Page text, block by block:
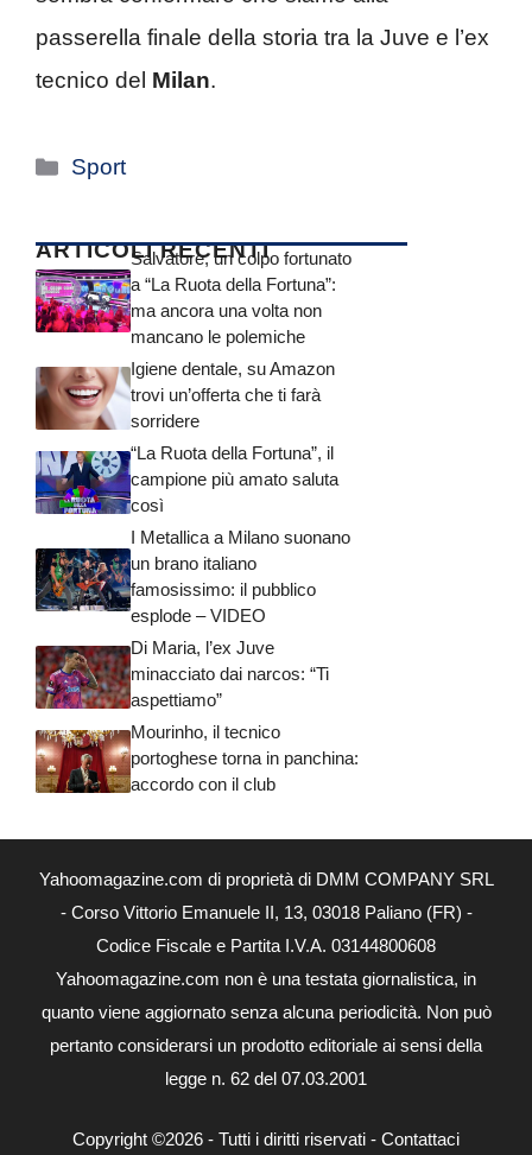
passerella finale della storia tra la Juve e l’ex
tecnico del Milan.
Categorie
Sport
ARTICOLI RECENTI
Salvatore, un colpo fortunato
a “La Ruota della Fortuna”:
ma ancora una volta non
mancano le polemiche
Igiene dentale, su Amazon
trovi un’offerta che ti farà
sorridere
“La Ruota della Fortuna”, il
campione più amato saluta
così
I Metallica a Milano suonano
un brano italiano
famosissimo: il pubblico
esplode – VIDEO
Di Maria, l’ex Juve
minacciato dai narcos: “Ti
aspettiamo”
Mourinho, il tecnico
portoghese torna in panchina:
accordo con il club
Yahoomagazine.com di proprietà di DMM COMPANY SRL
- Corso Vittorio Emanuele II, 13, 03018 Paliano (FR) -
Codice Fiscale e Partita I.V.A. 03144800608
Yahoomagazine.com non è una testata giornalistica, in
quanto viene aggiornato senza alcuna periodicità. Non può
pertanto considerarsi un prodotto editoriale ai sensi della
legge n. 62 del 07.03.2001
Copyright ©2026 - Tutti i diritti riservati - Contattaci